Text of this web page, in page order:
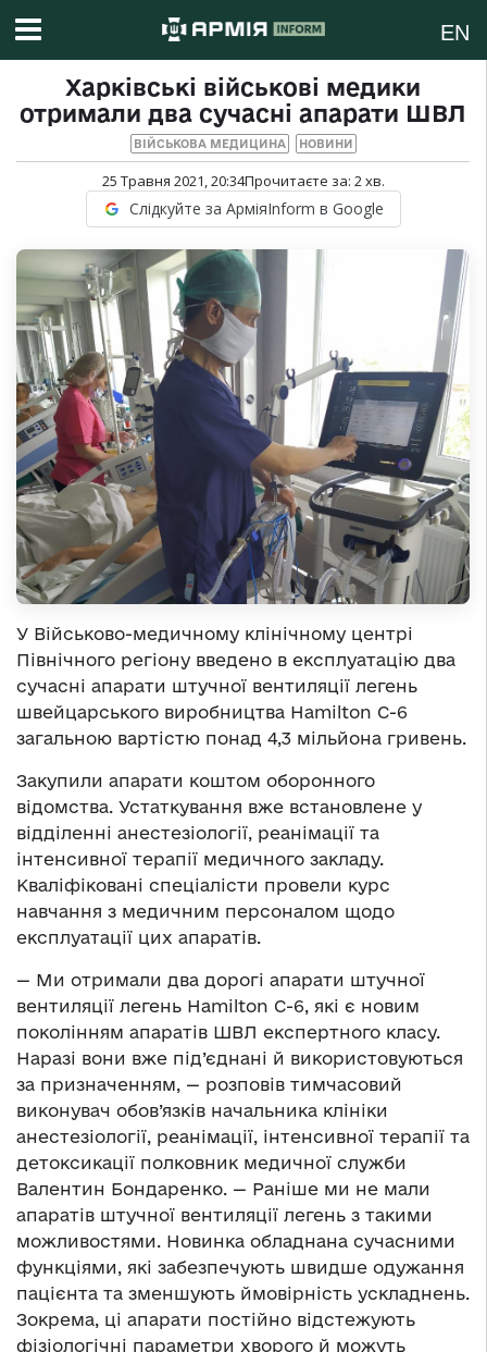
EN
Харківські військові медики
отримали два сучасні апарати ШВЛ
ВІЙСЬКОВА МЕДИЦИНА НОВИНИ
25 Травня 2021, 20:34Прочитаєте за: 2хв.
Слідкуйте за АрміяInform в Google
У Військово-медичному клінічному центрі
Північного регіону введено в експлуатацію два
сучасні апарати штучної вентиляції легень
швейцарського виробництва Hamilton C-6
загальною вартістю понад 4,3 мільйона гривень.
Закупили апарати коштом оборонного
відомства. Устаткування вже встановлене у
відділенні анестезіології, реанімації та
інтенсивної терапії медичного закладу.
Кваліфіковані спеціалісти провели курс
навчання з медичним персоналом щодо
експлуатації цих апаратів.
— Ми отримали два дорогі апарати штучної
вентиляції легень Hamilton C-6, які є новим
поколінням апаратів ШВЛ експертного класу.
Наразі вони вже під’єднані й використовуються
за призначенням, — розповів тимчасовий
виконувач обов’язків начальника клініки
анестезіології, реанімації, інтенсивної терапії та
детоксикації полковник медичної служби
Валентин Бондаренко. — Раніше ми не мали
апаратів штучної вентиляції легень з такими
можливостями. Новинка обладнана сучасними
функціями, які забезпечують швидше одужання
пацієнта та зменшують ймовірність ускладнень.
Зокрема, ці апарати постійно відстежують
фізіологічні параметри хворого й можуть